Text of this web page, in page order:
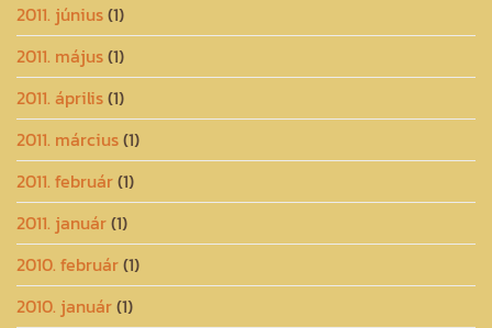
2011. június(1)
2011. május(1)
2011. április(1)
2011. március(1)
2011. február(1)
2011. január(1)
2010. február(1)
2010. január(1)